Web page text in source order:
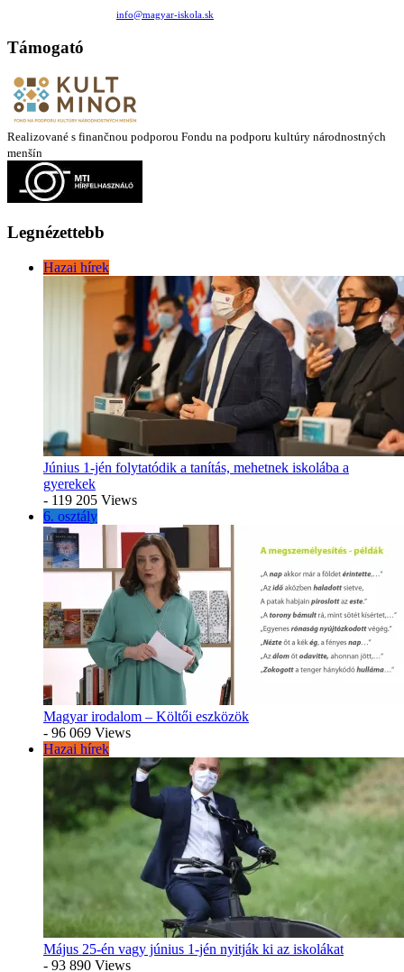
info@magyar-iskola.sk
Támogató
Realizované s finančnou podporou Fondu na podporu kultúry národnostných
menšín
Legnézettebb
Hazai hírek
Június 1-jén folytatódik a tanítás, mehetnek iskolába a
gyerekek
- 119 205 Views
6. osztály
Magyar irodalom – Költői eszközök
- 96 069 Views
Hazai hírek
Május 25-én vagy június 1-jén nyitják ki az iskolákat
- 93 890 Views